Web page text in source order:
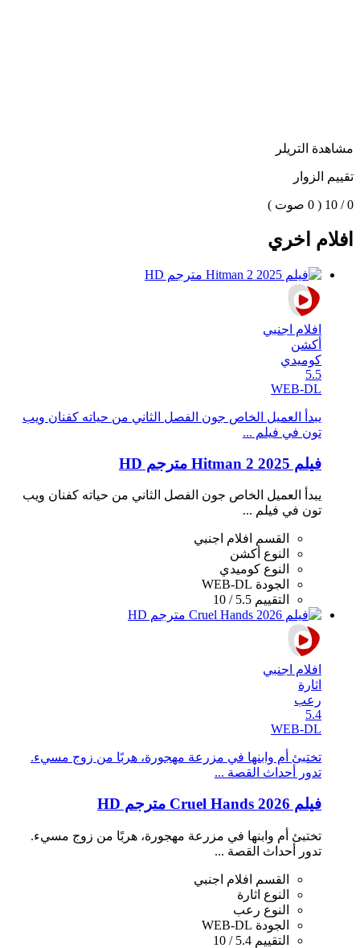
مشاهدة التريلر
تقييم الزوار
0 / 10 ( 0 صوت )
افلام اخري
افلام اجنبي
أكشن
كوميدي
5.5
WEB-DL
يبدأ العميل الخاص جون الفصل الثاني من حياته كفنان ويب
تون في فيلم ...
فيلم Hitman 2 2025 مترجم HD
يبدأ العميل الخاص جون الفصل الثاني من حياته كفنان ويب
تون في فيلم ...
القسم
افلام اجنبي
النوع أكشن
النوع كوميدي
الجودة WEB-DL
التقييم 5.5 / 10
افلام اجنبي
اثارة
رعب
5.4
WEB-DL
تختبئ أم وابنها في مزرعة مهجورة، هربًا من زوج مسيء.
تدور أحداث القصة ...
فيلم Cruel Hands 2026 مترجم HD
تختبئ أم وابنها في مزرعة مهجورة، هربًا من زوج مسيء.
تدور أحداث القصة ...
القسم
افلام اجنبي
النوع اثارة
النوع رعب
الجودة WEB-DL
التقييم 5.4 / 10